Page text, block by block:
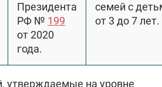
Президента
РФ № 199
от 2020
года.
семей с
от 3 до 7 лет.
утверждаемые на уровне